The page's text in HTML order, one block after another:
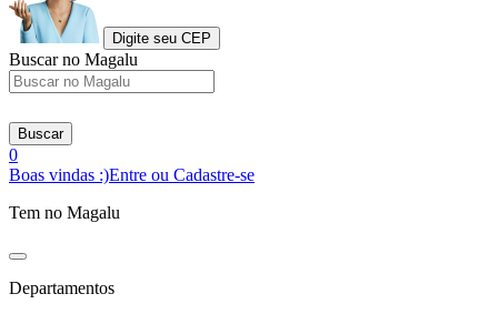
Digite seu CEP
Buscar no Magalu
Buscar
0
Boas vindas :)Entre ou Cadastre-se
Tem no Magalu
Departamentos